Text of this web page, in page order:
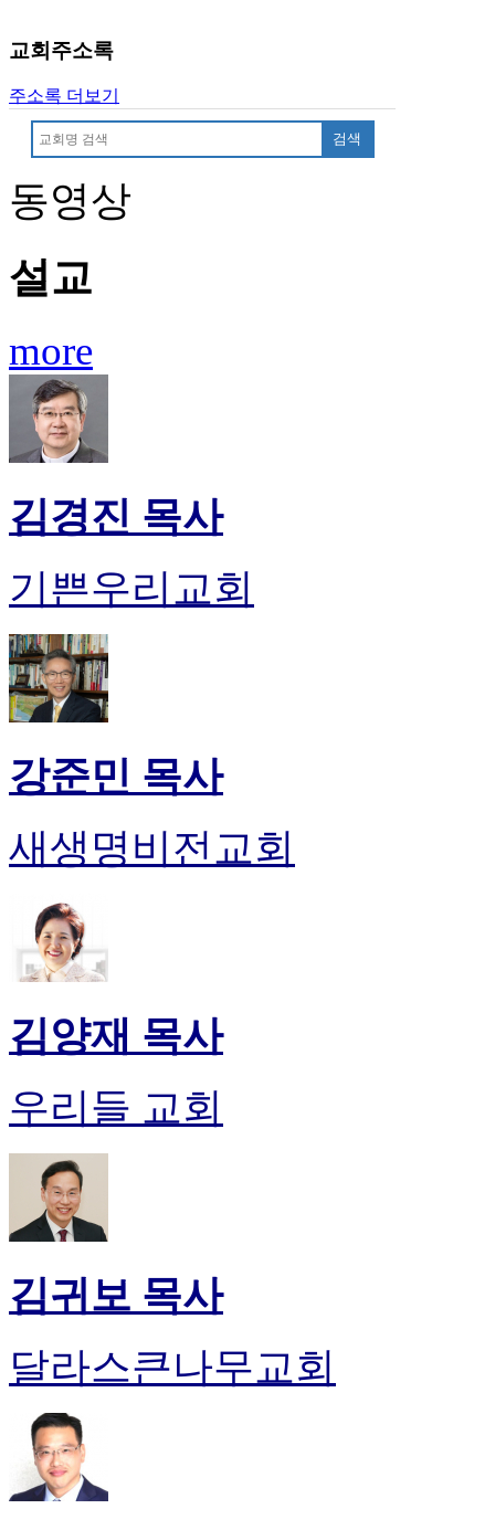
교회주소록
주소록 더보기
검색
동영상
설교
more
김경진 목사
기쁜우리교회
강준민 목사
새생명비전교회
김양재 목사
우리들 교회
김귀보 목사
달라스큰나무교회